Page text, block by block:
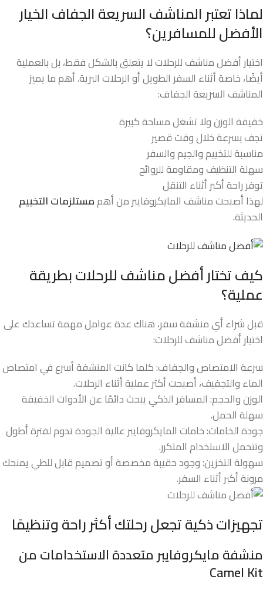
لماذا تعتبر المناشف السريعة الجفاف الخيار
الأفضل للمسافرين؟
اختيار أفضل مناشف للرحلات لا يتعلق بالشكل فقط، بل بالعملية
أيضًا، خاصة أثناء السفر الطويل أو الرحلات البرية. أهم ما يميز
المناشف السريعة الجفاف:
خفيفة الوزن ولا تشغل مساحة كبيرة
تجف بسرعة خلال وقت قصير
مناسبة للتخييم والجيم والسفر
سهلة التنظيف ومقاومة للروائح
توفر راحة أكبر أثناء التنقل
لهذا أصبحت مناشف المايكروفايبر من أهممستلزمات التخييم
الحديثة.
كيف تختار أفضل مناشف للرحلات بطريقة
عملية؟
قبل شراء أي منشفة سفر، هناك عدة عوامل مهمة تساعدك على
اختيار أفضل مناشف للرحلات:
سرعة الامتصاص والجفاف: كلما كانت المنشفة أسرع في امتصاص
الماء والتجفيف، أصبحت أكثر عملية أثناء الرحلات.
الوزن والحجم: المسافر الذكي يبحث دائمًا عن الأدوات الخفيفة
سهلة الحمل.
جودة الخامات: خامات المايكروفايبر عالية الجودة تدوم لفترة أطول
وتتحمل الاستخدام المتكرر.
سهولة التخزين: وجود حقيبة مخصصة أو تصميم قابل للطي يمنحك
مرونة أكبر أثناء السفر.
تجهيزات ذكية تجعل رحلتك أكثر راحة وتنظيمًا
منشفة مايكروفايبر متعددة الاستخدامات من
Camel Kit